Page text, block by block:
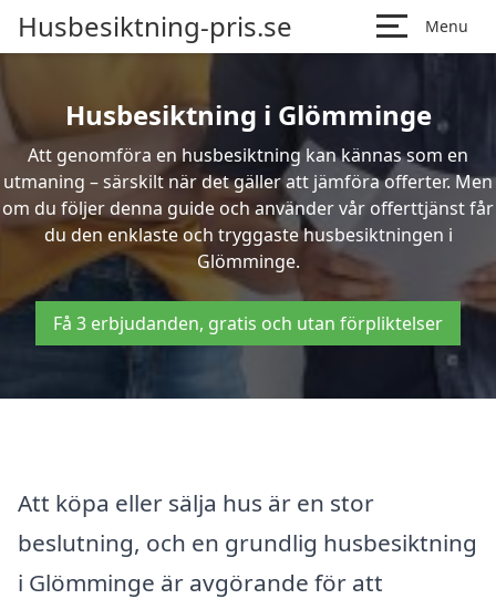
Husbesiktning-pris.se Menu
Husbesiktning i Glömminge
Att genomföra en husbesiktning kan kännas som en
utmaning – särskilt när det gäller att jämföra offerter. Men
om du följer denna guide och använder vår offerttjänst får
du den enklaste och tryggaste husbesiktningen i
Glömminge.
Få 3 erbjudanden, gratis och utan förpliktelser
Att köpa eller sälja hus är en stor
beslutning, och en grundlig husbesiktning
i Glömminge är avgörande för att